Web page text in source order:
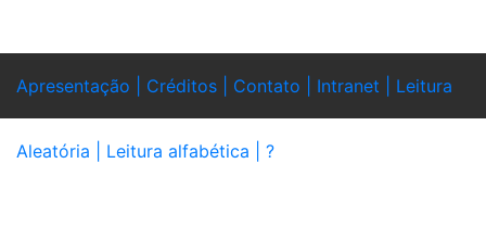
Apresentação | Créditos | Contato | Intranet | Leitura
Aleatória | Leitura alfabética | ?